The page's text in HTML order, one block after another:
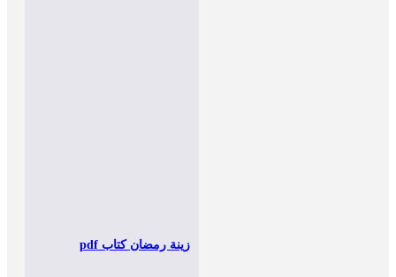
زينة رمضان كتاب pdf